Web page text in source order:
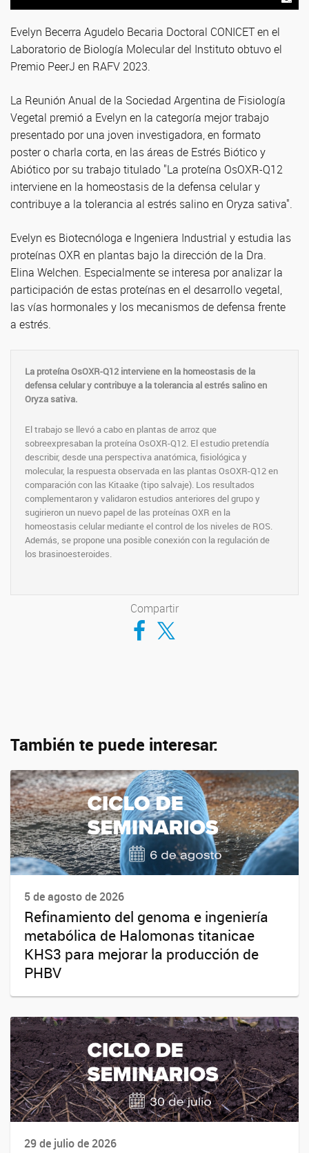
Evelyn Becerra Agudelo Becaria Doctoral CONICET en el
Laboratorio de Biología Molecular del Instituto obtuvo el
Premio PeerJ en RAFV 2023.
La Reunión Anual de la Sociedad Argentina de Fisiología
Vegetal premió a Evelyn en la categoría mejor trabajo
presentado por una joven investigadora, en formato
poster o charla corta, en las áreas de Estrés Biótico y
Abiótico por su trabajo titulado "La proteína OsOXR-Q12
interviene en la homeostasis de la defensa celular y
contribuye a la tolerancia al estrés salino en Oryza sativa".
Evelyn es Biotecnóloga e Ingeniera Industrial y estudia las
proteínas OXR en plantas bajo la dirección de la Dra.
Elina Welchen. Especialmente se interesa por analizar la
participación de estas proteínas en el desarrollo vegetal,
las vías hormonales y los mecanismos de defensa frente
a estrés.
La proteína OsOXR-Q12 interviene en la homeostasis de la
defensa celular y contribuye a la tolerancia al estrés salino en
Oryza sativa.
El trabajo se llevó a cabo en plantas de arroz que
sobreexpresaban la proteína OsOXR-Q12. El estudio pretendía
describir, desde una perspectiva anatómica, fisiológica y
molecular, la respuesta observada en las plantas OsOXR-Q12 en
comparación con las Kitaake (tipo salvaje). Los resultados
complementaron y validaron estudios anteriores del grupo y
sugirieron un nuevo papel de las proteínas OXR en la
homeostasis celular mediante el control de los niveles de ROS.
Además, se propone una posible conexión con la regulación de
los brasinoesteroides.
Compartir
Compartir en Facebook
Compartir en Twitter
También te puede interesar:
5 de agosto de 2026
Refinamiento del genoma e ingeniería
metabólica de Halomonas titanicae
KHS3 para mejorar la producción de
PHBV
29 de julio de 2026